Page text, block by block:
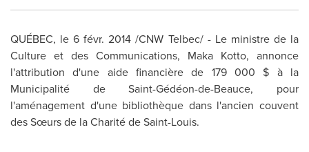
QUÉBEC, le 6 févr. 2014 /CNW Telbec/ - Le ministre de la
Culture et des Communications, Maka Kotto, annonce
l'attribution d'une aide financière de 179 000 $ à la
Municipalité de Saint-Gédéon-de-Beauce, pour
l'aménagement d'une bibliothèque dans l'ancien couvent
des Sœurs de la Charité deSaint-Louis.